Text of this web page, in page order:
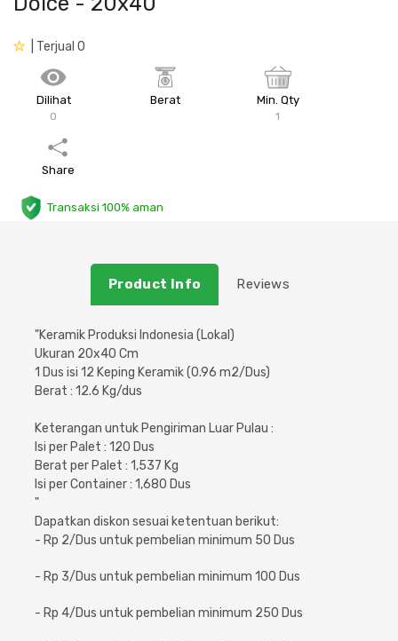
Sanitari & Aksesorisnya
Aksesoris Perabot
Scaffolding
Konstruksi
Atap & Lantai
Saniter
Besi Profil & Plat
Semen & Sejenisnya
Pompa dan Pipa
| Terjual 0
Dilihat
0
Berat Min. Qty
1
Share
Transaksi 100% aman
Product Info Reviews
"Keramik Produksi Indonesia (Lokal)
Ukuran 20x40 Cm
1 Dus isi 12 Keping Keramik (0.96 m2/Dus)
Berat : 12.6 Kg/dus
Keterangan untuk Pengiriman Luar Pulau :
Isi per Palet : 120 Dus
Berat per Palet : 1,537 Kg
Isi per Container : 1,680 Dus
"
Dapatkan diskon sesuai ketentuan berikut:
- Rp 2/Dus untuk pembelian minimum 50 Dus
- Rp 3/Dus untuk pembelian minimum 100 Dus
- Rp 4/Dus untuk pembelian minimum 250 Dus